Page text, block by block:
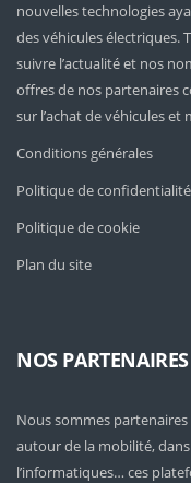
nouvelles technologies
des véhicules électriques.
suivre l’actualité et nos
offres de nos partenaires
sur l’achat de véhicules et
Conditions générales
Politique de confidentialité
Politique de cookie
Plan du site
NOS PARTENAIRES
Nous sommes
autour de la mobilité,
l’informatiques… ces